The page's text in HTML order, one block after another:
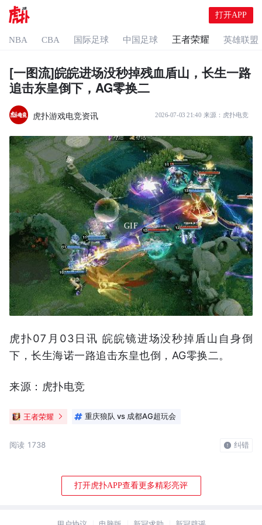
打开APP
NBA CBA 国际足球 中国足球 王者荣耀 英雄联盟
[一图流]皖皖进场没秒掉残血盾山，长生一路
追击东皇倒下，AG零换二
虎扑游戏电竞资讯 2026-07-03 21:40 来源： 虎扑电竞
GIF
虎扑07月03日讯 皖皖镜进场没秒掉盾山自身倒
下，长生海诺一路追击东皇也倒，AG零换二。
来源：虎扑电竞
王者荣耀 重庆狼队 vs 成都AG超玩会
阅读 1738 纠错
打开虎扑APP查看更多精彩亮评